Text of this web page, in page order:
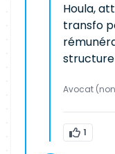
Houla,
transfo
structure
Avocat
1